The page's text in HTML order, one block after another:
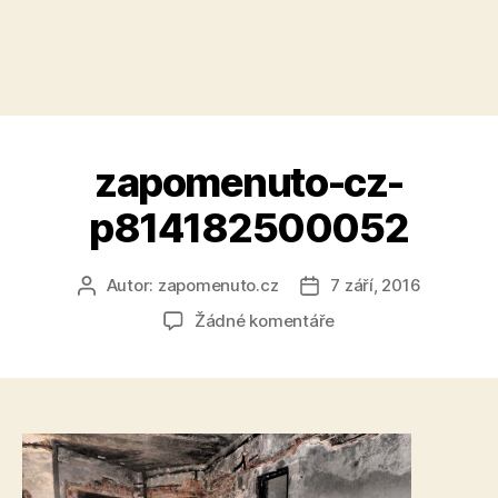
zapomenuto-cz-
p814182500052
AutorAutor: zapomenuto.cz
Datum
příspěvku
7 září, 2016
Žádné komentářeu
cz-
p814182500052